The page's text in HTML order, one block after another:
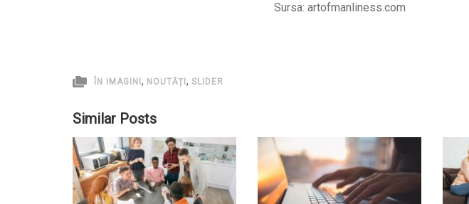
Sursa: artofmanliness.com
ÎN IMAGINI , NOUTĂȚI , SLIDER
Similar Posts